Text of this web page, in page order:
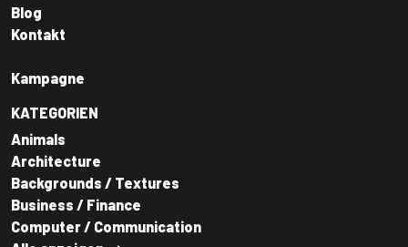
Blog
Kontakt
Kampagne
KATEGORIEN
Animals
Architecture
Backgrounds / Textures
Business / Finance
Computer / Communication